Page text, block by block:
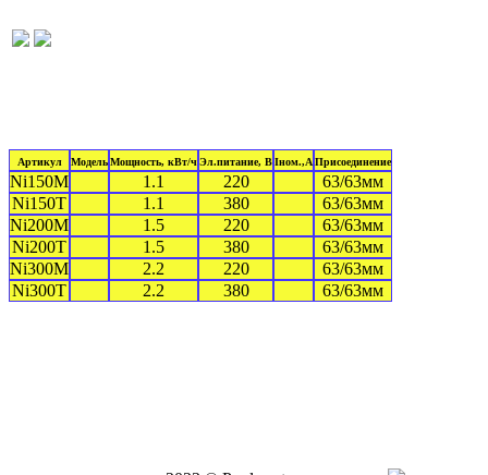
Артикул МодельМощность, кВт/чЭл.питание, ВIном.,АПрисоединение
Ni150M 1.1 220
63/63мм
Ni150T
1.1 380
63/63мм
Ni200M
1.5 220
63/63мм
Ni200T
1.5 380
63/63мм
Ni300M
2.2 220
63/63мм
Ni300T
2.2 380 63/63мм